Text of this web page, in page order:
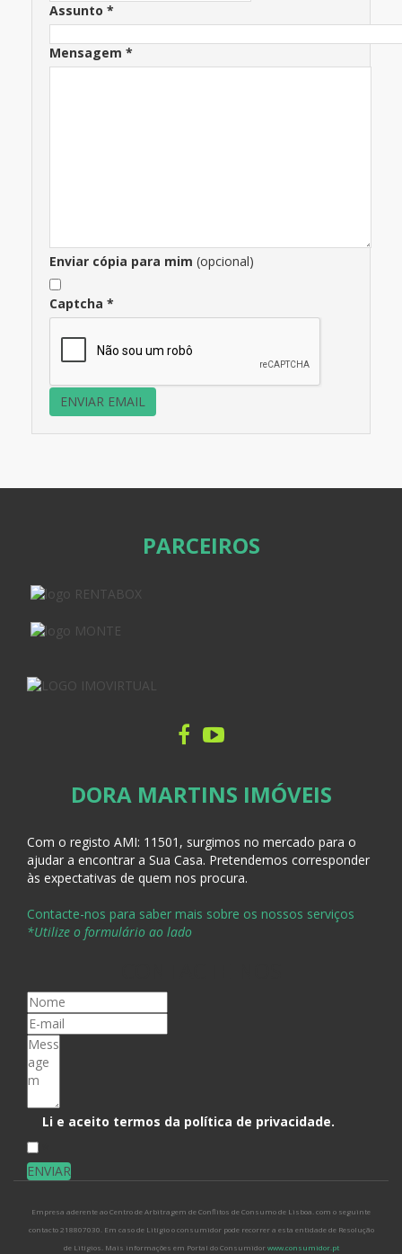
Assunto *
Mensagem *
Enviar cópia para mim (opcional)
Captcha *
ENVIAR EMAIL
PARCEIROS
DORA MARTINS IMÓVEIS
Com o registo AMI: 11501, surgimos no mercado para o
ajudar a encontrar a Sua Casa. Pretendemos corresponder
às expectativas de quem nos procura.
Contacte-nos para saber mais sobre os nossos serviços
*Utilize o formulário ao lado
Li e aceito termos da política de privacidade.
Empresa aderente ao Centro de Arbitragem de Conflitos de Consumo de Lisboa. com o seguinte
contacto 218807030. Em caso de Litígio o consumidor pode recorrer a esta entidade de Resolução
de Litígios. Mais informações em Portal do Consumidorwww.consumidor.pt